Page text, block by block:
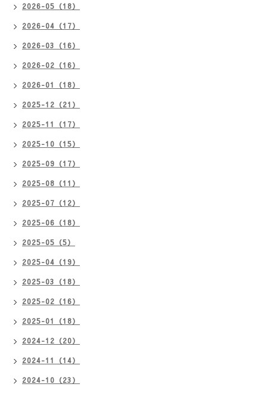
2026-05（18）
2026-04（17）
2026-03（16）
2026-02（16）
2026-01（18）
2025-12（21）
2025-11（17）
2025-10（15）
2025-09（17）
2025-08（11）
2025-07（12）
2025-06（18）
2025-05（5）
2025-04（19）
2025-03（18）
2025-02（16）
2025-01（18）
2024-12（20）
2024-11（14）
2024-10（23）